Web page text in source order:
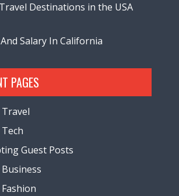
Destinations in the USA
Salary In California
PAGES
Guest Posts